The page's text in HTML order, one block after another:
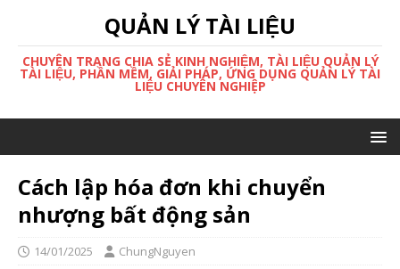
QUẢN LÝ TÀI LIỆU
CHUYÊN TRANG CHIA SẺ KINH NGHIỆM, TÀI LIỆU QUẢN LÝ
TÀI LIỆU, PHẦN MỀM, GIẢI PHÁP, ỨNG DỤNG QUẢN LÝ TÀI
LIỆU CHUYÊN NGHIỆP
Cách lập hóa đơn khi chuyển
nhượng bất động sản
14/01/2025 ChungNguyen